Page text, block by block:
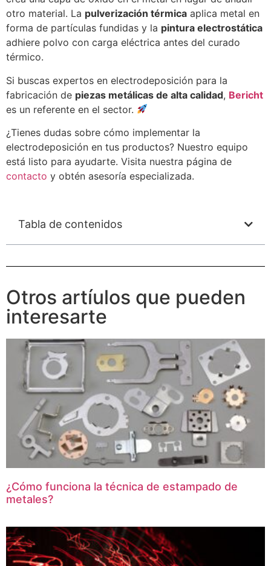
otro material. La pulverización térmica aplica metal en
forma de partículas fundidas y la pintura electrostática
adhiere polvo con carga eléctrica antes del curado
térmico.
Si buscas expertos en electrodeposición para la
fabricación de piezas metálicas de alta calidad, Bericht
es un referente en el sector.
¿Tienes dudas sobre cómo implementar la
electrodeposición en tus productos? Nuestro equipo
está listo para ayudarte. Visita nuestra página de
contacto y obtén asesoría especializada.
Tabla de contenidos
Otros artíulos que pueden
interesarte
¿Cómo funciona la técnica de estampado de
metales?